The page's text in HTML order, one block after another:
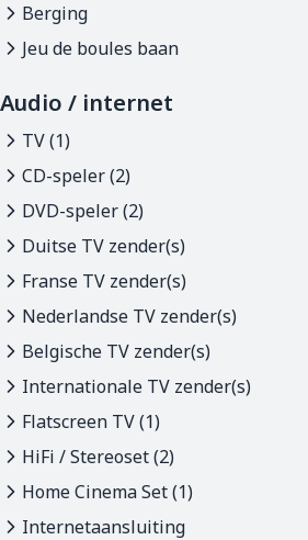
Berging
Jeu de boules baan
Audio / internet
TV (1)
CD-speler (2)
DVD-speler (2)
Duitse TV zender(s)
Franse TV zender(s)
Nederlandse TV zender(s)
Belgische TV zender(s)
Internationale TV zender(s)
Flatscreen TV (1)
HiFi / Stereoset (2)
Home Cinema Set (1)
Internetaansluiting